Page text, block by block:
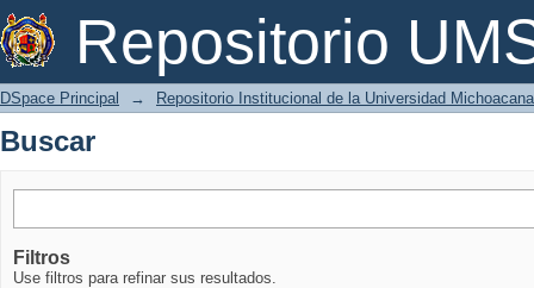
Repositorio
Buscar
DSpace Principal → Repositorio Institucional de la Universidad
Buscar
Filtros
Use filtros para refinar sus resultados.